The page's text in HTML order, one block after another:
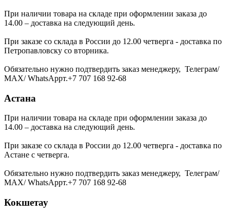
При наличии товара на складе при оформлении заказа до
14.00 – доставка на следующий день.
При заказе со склада в России до 12.00 четверга - доставка по
Петропавловску со вторника.
Обязательно нужно подтвердить заказ менеджеру, Телеграм/
МАХ/ WhatsAppт.+7 707 168 92-68
Астана
При наличии товара на складе при оформлении заказа до
14.00 – доставка на следующий день.
При заказе со склада в России до 12.00 четверга - доставка по
Астане с четверга.
Обязательно нужно подтвердить заказ менеджеру, Телеграм/
МАХ/ WhatsAppт.+7 707 168 92-68
Кокшетау